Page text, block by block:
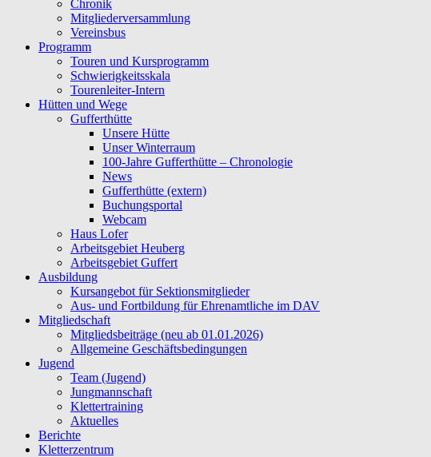
Chronik
Mitgliederversammlung
Vereinsbus
Programm
Touren und Kursprogramm
Schwierigkeitsskala
Tourenleiter-Intern
Hütten und Wege
Gufferthütte
Unsere Hütte
Unser Winterraum
100-Jahre Gufferthütte – Chronologie
News
Gufferthütte (extern)
Buchungsportal
Webcam
Haus Lofer
Arbeitsgebiet Heuberg
Arbeitsgebiet Guffert
Ausbildung
Kursangebot für Sektionsmitglieder
Aus- und Fortbildung für Ehrenamtliche im DAV
Mitgliedschaft
Mitgliedsbeiträge (neu ab 01.01.2026)
Allgemeine Geschäftsbedingungen
Jugend
Team (Jugend)
Jungmannschaft
Klettertraining
Aktuelles
Berichte
Kletterzentrum